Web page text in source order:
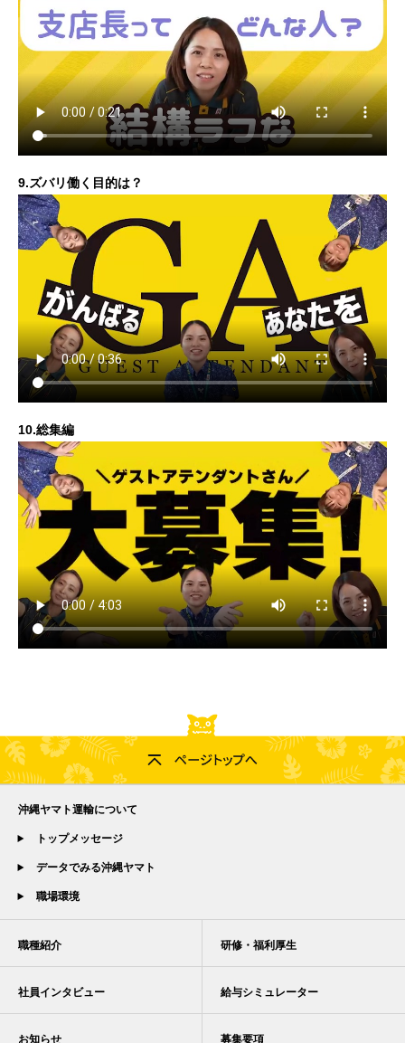
9.ズバリ働く目的は？
10.総集編
沖縄ヤマト運輸について
トップメッセージ
データでみる沖縄ヤマト
職場環境
職種紹介 研修・福利厚生
社員インタビュー 給与シミュレーター
お知らせ 募集要項